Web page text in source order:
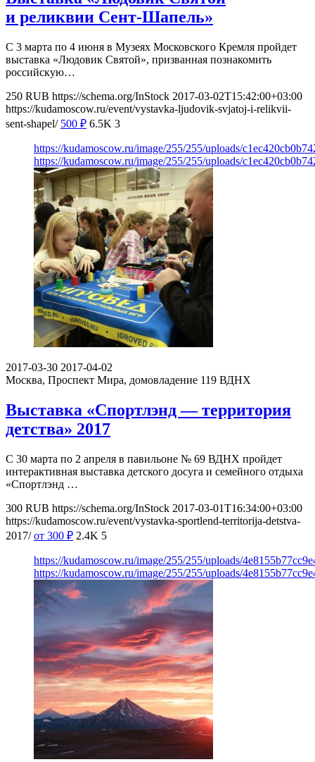
и реликвии Сент-Шапель»
С 3 марта по 4 июня в Музеях Московского Кремля пройдет
выставка «Людовик Святой», призванная познакомить
российскую…
250 RUB https://schema.org/InStock 2017-03-02T15:42:00+03:00
https://kudamoscow.ru/event/vystavka-ljudovik-svjatoj-i-relikvii-
sent-shapel/ 500 ₽ 6.5K 3
https://kudamoscow.ru/image/255/255/uploads/
https://kudamoscow.ru/image/255/255/uploads/
2017-03-30 2017-04-02
Москва, Проспект Мира, домовладение 119 ВДНХ
Выставка «Спортлэнд — территория
детства» 2017
С 30 марта по 2 апреля в павильоне № 69 ВДНХ пройдет
интерактивная выставка детского досуга и семейного отдыха
«Спортлэнд …
300 RUB https://schema.org/InStock 2017-03-01T16:34:00+03:00
https://kudamoscow.ru/event/vystavka-sportlend-territorija-detstva-
2017/ от 300 ₽ 2.4K 5
https://kudamoscow.ru/image/255/255/uploads/
https://kudamoscow.ru/image/255/255/uploads/